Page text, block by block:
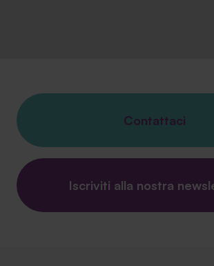
Contattaci
Iscriviti alla nostra